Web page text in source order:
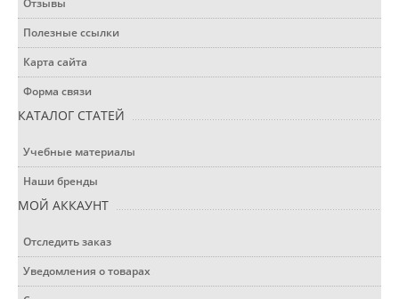
Отзывы
Полезные ссылки
Карта сайта
Форма связи
КАТАЛОГ СТАТЕЙ
Учебные материалы
Наши бренды
МОЙ АККАУНТ
Отследить заказ
Уведомления о товарах